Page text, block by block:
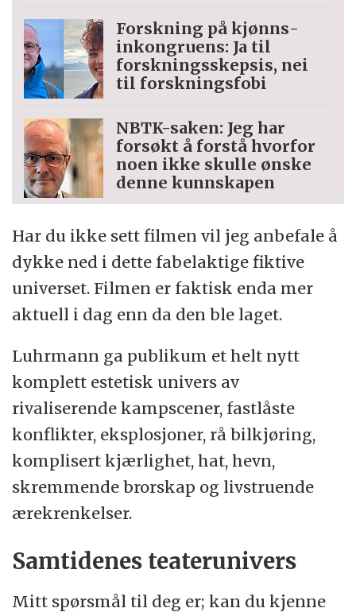
Forskning på kjønns­
inkongruens: Ja til
forskningsskepsis, nei
til forskningsfobi
NBTK-saken: Jeg har
forsøkt å forstå hvorfor
noen ikke skulle ønske
denne kunnskapen
Har du ikke sett filmen vil jeg anbefale å
dykke ned i dette fabelaktige fiktive
universet. Filmen er faktisk enda mer
aktuell i dag enn da den ble laget.
Luhrmann ga publikum et helt nytt
komplett estetisk univers av
rivaliserende kampscener, fastlåste
konflikter, eksplosjoner, rå bilkjøring,
komplisert kjærlighet, hat, hevn,
skremmende brorskap og livstruende
ærekrenkelser.
Samtidenes teaterunivers
Mitt spørsmål til deg er; kan du kjenne